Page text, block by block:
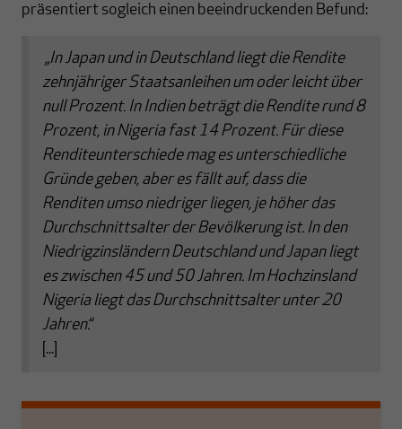
präsentiert sogleich einen beeindruckenden Befund:
„In Japan und in Deutschland liegt die Rendite
zehnjähriger Staatsanleihen um oder leicht über
null Prozent. In Indien beträgt die Rendite rund 8
Prozent, in Nigeria fast 14 Prozent. Für diese
Renditeunterschiede mag es unterschiedliche
Gründe geben, aber es fällt auf, dass die
Renditen umso niedriger liegen, je höher das
Durchschnittsalter der Bevölkerung ist. In den
Niedrigzinsländern Deutschland und Japan liegt
es zwischen 45 und 50 Jahren. Im Hochzinsland
Nigeria liegt das Durchschnittsalter unter 20
Jahren.“
[...]